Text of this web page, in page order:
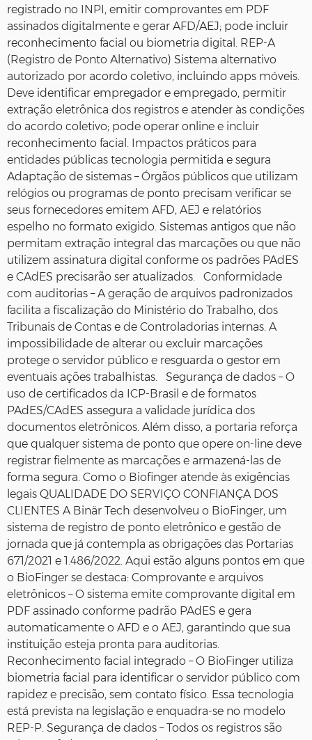
registrado no INPI, emitir comprovantes em PDF
assinados digitalmente e gerar AFD/AEJ; pode incluir
reconhecimento facial ou biometria digital. REP‑A
(Registro de Ponto Alternativo) Sistema alternativo
autorizado por acordo coletivo, incluindo apps móveis.
Deve identificar empregador e empregado, permitir
extração eletrônica dos registros e atender às condições
do acordo coletivo; pode operar online e incluir
reconhecimento facial. Impactos práticos para
entidades públicas tecnologia permitida e segura
Adaptação de sistemas – Órgãos públicos que utilizam
relógios ou programas de ponto precisam verificar se
seus fornecedores emitem AFD, AEJ e relatórios
espelho no formato exigido. Sistemas antigos que não
permitam extração integral das marcações ou que não
utilizem assinatura digital conforme os padrões PAdES
e CAdES precisarão ser atualizados. Conformidade
com auditorias – A geração de arquivos padronizados
facilita a fiscalização do Ministério do Trabalho, dos
Tribunais de Contas e de Controladorias internas. A
impossibilidade de alterar ou excluir marcações
protege o servidor público e resguarda o gestor em
eventuais ações trabalhistas. Segurança de dados – O
uso de certificados da ICP‑Brasil e de formatos
PAdES/CAdES assegura a validade jurídica dos
documentos eletrônicos. Além disso, a portaria reforça
que qualquer sistema de ponto que opere on‑line deve
registrar fielmente as marcações e armazená‑las de
forma segura. Como o Biofinger atende às exigências
legais QUALIDADE DO SERVIÇO CONFIANÇA DOS
CLIENTES A Binär Tech desenvolveu o BioFinger, um
sistema de registro de ponto eletrônico e gestão de
jornada que já contempla as obrigações das Portarias
671/2021 e 1.486/2022. Aqui estão alguns pontos em que
o BioFinger se destaca: Comprovante e arquivos
eletrônicos – O sistema emite comprovante digital em
PDF assinado conforme padrão PAdES e gera
automaticamente o AFD e o AEJ, garantindo que sua
instituição esteja pronta para auditorias.
Reconhecimento facial integrado – O BioFinger utiliza
biometria facial para identificar o servidor público com
rapidez e precisão, sem contato físico. Essa tecnologia
está prevista na legislação e enquadra-se no modelo
REP‑P. Segurança de dados – Todos os registros são